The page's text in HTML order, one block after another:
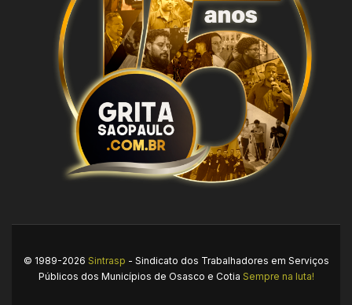
© 1989-2026 Sintrasp - Sindicato dos Trabalhadores em Serviços
Públicos dos Municípios de Osasco e Cotia Sempre na luta!